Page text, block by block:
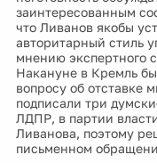
заинтересованным
что Ливанов якобы
авторитарный стиль
мнению экспертного
Накануне в Кремль
вопросу об отставке
подписали три
ЛДПР, в партии
Ливанова, поэтому
письменном